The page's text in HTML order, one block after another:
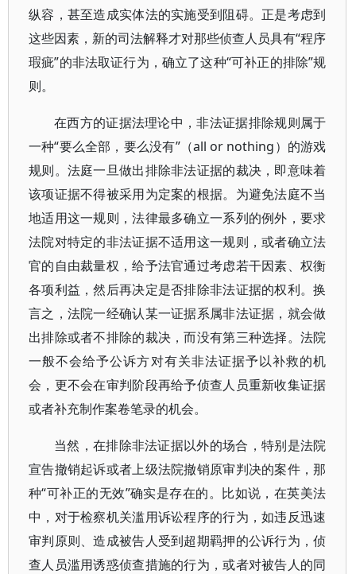
纵容，甚至造成实体法的实施受到阻碍。正是考虑到
这些因素，新的司法解释才对那些侦查人员具有“程序
瑕疵”的非法取证行为，确立了这种“可补正的排除”规
则。
在西方的证据法理论中，非法证据排除规则属于
一种“要么全部，要么没有”（all or nothing）的游戏
规则。法庭一旦做出排除非法证据的裁决，即意味着
该项证据不得被采用为定案的根据。为避免法庭不当
地适用这一规则，法律最多确立一系列的例外，要求
法院对特定的非法证据不适用这一规则，或者确立法
官的自由裁量权，给予法官通过考虑若干因素、权衡
各项利益，然后再决定是否排除非法证据的权利。换
言之，法院一经确认某一证据系属非法证据，就会做
出排除或者不排除的裁决，而没有第三种选择。法院
一般不会给予公诉方对有关非法证据予以补救的机
会，更不会在审判阶段再给予侦查人员重新收集证据
或者补充制作案卷笔录的机会。
当然，在排除非法证据以外的场合，特别是法院
宣告撤销起诉或者上级法院撤销原审判决的案件，那
种“可补正的无效”确实是存在的。比如说，在英美法
中，对于检察机关滥用诉讼程序的行为，如违反迅速
审判原则、造成被告人受到超期羁押的公诉行为，侦
查人员滥用诱惑侦查措施的行为，或者对被告人的同